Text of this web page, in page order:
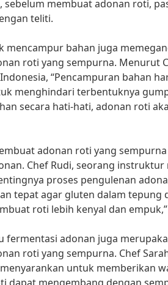
sebelum membuat adonan roti,
teliti.
mencampur bahan juga
roti yang sempurna. Menurut
“Pencampuran bahan
menghindari terbentuknya
secara hati-hati, adonan roti
adonan roti yang
Chef Rudi, seorang
proses pengulenan
tepat agar gluten dalam tepung
roti lebih kenyal dan
fermentasi adonan juga
roti yang sempurna. Chef
untuk memberikan